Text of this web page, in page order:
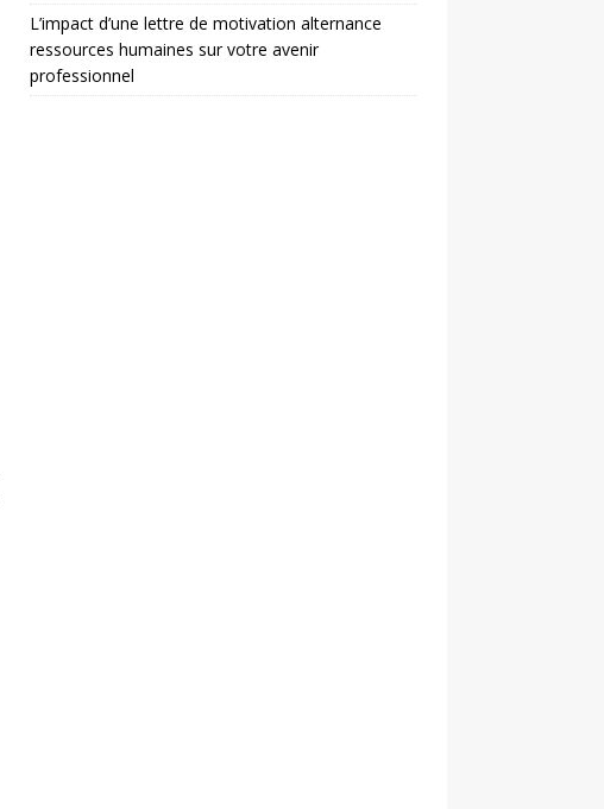
L’impact d’une lettre de motivation alternance
ressources humaines sur votre avenir
professionnel